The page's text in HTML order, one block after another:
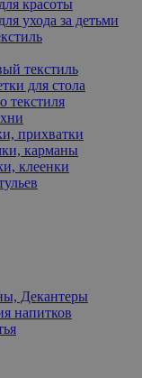
красоты
ухода за детьми
текстиль
для стола
текстиля
прихватки
карманы
клеенки
Декантеры
напитков